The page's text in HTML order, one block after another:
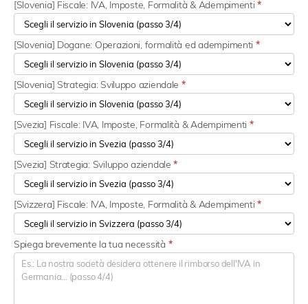
[Slovenia] Fiscale: IVA, Imposte, Formalità & Adempimenti*
[Slovenia] Dogane: Operazioni, formalità ed adempimenti *
[Slovenia] Strategia: Sviluppo aziendale *
[Svezia] Fiscale: IVA, Imposte, Formalità & Adempimenti *
[Svezia] Strategia: Sviluppo aziendale*
[Svizzera] Fiscale: IVA, Imposte, Formalità & Adempimenti*
Spiega brevemente la tua necessità *